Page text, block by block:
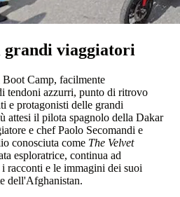
grandi viaggiatori
Camp, facilmente
tendoni azzurri, punto di ritrovo
e protagonisti delle grandi
attesi il pilota spagnolo della Dakar
e chef Paolo Secomandi e
conosciuta come The Velvet
esploratrice, continua ad
racconti e le immagini dei suoi
dell'Afghanistan.